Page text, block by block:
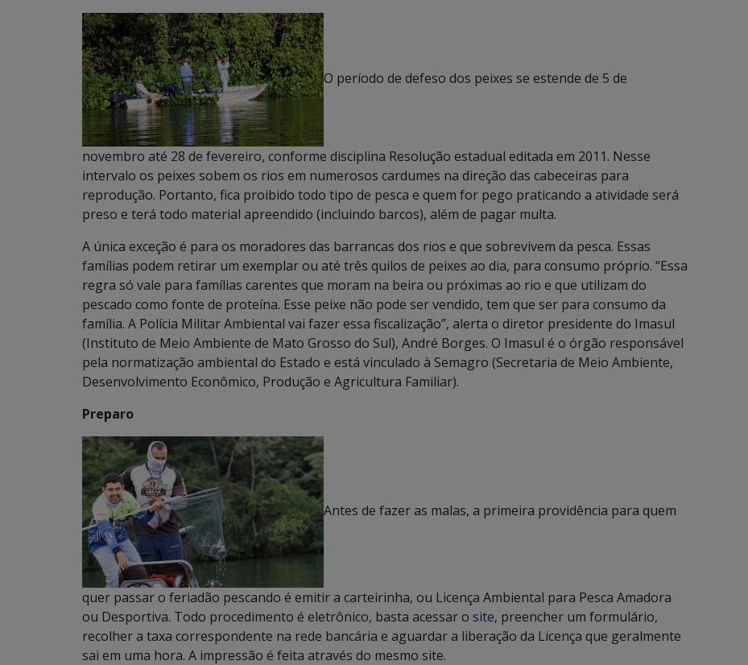
O período de defeso dos peixes se estende de 5 de
novembro até 28 de fevereiro, conforme disciplina Resolução estadual editada em 2011. Nesse
intervalo os peixes sobem os rios em numerosos cardumes na direção das cabeceiras para
reprodução. Portanto, fica proibido todo tipo de pesca e quem for pego praticando a atividade será
preso e terá todo material apreendido (incluindo barcos), além de pagar multa.
A única exceção é para os moradores das barrancas dos rios e que sobrevivem da pesca. Essas
famílias podem retirar um exemplar ou até três quilos de peixes ao dia, para consumo próprio. “Essa
regra só vale para famílias carentes que moram na beira ou próximas ao rio e que utilizam do
pescado como fonte de proteína. Esse peixe não pode ser vendido, tem que ser para consumo da
família. A Polícia Militar Ambiental vai fazer essa fiscalização”, alerta o diretor presidente do Imasul
(Instituto de Meio Ambiente de Mato Grosso do Sul), André Borges. O Imasul é o órgão responsável
pela normatização ambiental do Estado e está vinculado à Semagro (Secretaria de Meio Ambiente,
Desenvolvimento Econômico, Produção e Agricultura Familiar).
Preparo
Antes de fazer as malas, a primeira providência para quem
quer passar o feriadão pescando é emitir a carteirinha, ou Licença Ambiental para Pesca Amadora
ou Desportiva. Todo procedimento é eletrônico, basta acessar o site, preencher um formulário,
recolher a taxa correspondente na rede bancária e aguardar a liberação da Licença que geralmente
sai em uma hora. A impressão é feita através do mesmo site.